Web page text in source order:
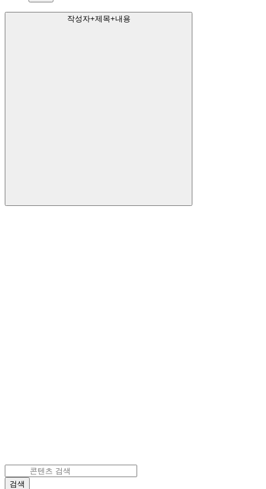
작성자+제목+내용
검색